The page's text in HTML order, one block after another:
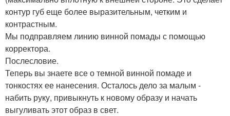
контур губ еще более выразительным, четким и
контрастным.
Мы подправляем линию винной помады с помощью
корректора.
Послесловие.
Теперь вы знаете все о темной винной помаде и
тонкостях ее нанесения. Осталось дело за малым -
набить руку, привыкнуть к новому образу и начать
выгуливать этот образ в свет.